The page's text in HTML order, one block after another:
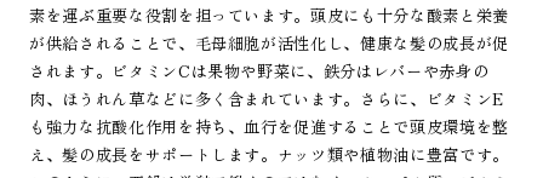
素を運ぶ重要な役割を担っています。頭皮にも十分な酸素と栄養
が供給されることで、毛母細胞が活性化し、健康な髪の成長が促
されます。ビタミンCは果物や野菜に、鉄分はレバーや赤身の
肉、ほうれん草などに多く含まれています。さらに、ビタミンE
も強力な抗酸化作用を持ち、血行を促進することで頭皮環境を整
え、髪の成長をサポートします。ナッツ類や植物油に豊富です。